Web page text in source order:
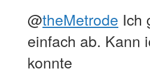
@theMetrode Ich
einfach ab. Kann
konnte